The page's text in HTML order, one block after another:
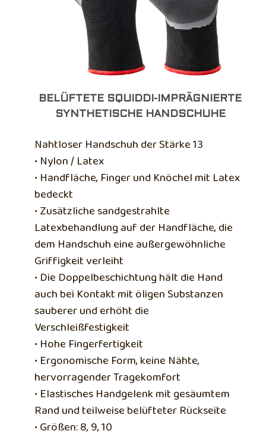
BELÜFTETE SQUIDDI-IMPRÄGNIERTE
SYNTHETISCHE HANDSCHUHE
Nahtloser Handschuh der Stärke 13
• Nylon / Latex
• Handfläche, Finger und Knöchel mit Latex
bedeckt
• Zusätzliche sandgestrahlte
Latexbehandlung auf der Handfläche, die
dem Handschuh eine außergewöhnliche
Griffigkeit verleiht
• Die Doppelbeschichtung hält die Hand
auch bei Kontakt mit öligen Substanzen
sauberer und erhöht die
Verschleißfestigkeit
• Hohe Fingerfertigkeit
• Ergonomische Form, keine Nähte,
hervorragender Tragekomfort
• Elastisches Handgelenk mit gesäumtem
Rand und teilweise belüfteter Rückseite
• Größen: 8, 9, 10